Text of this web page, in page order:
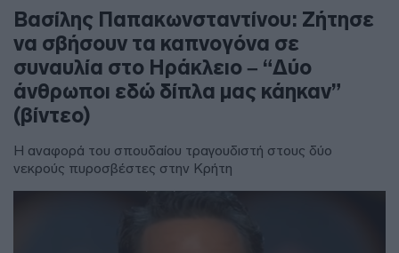
Βασίλης Παπακωνσταντίνου: Ζήτησε
να σβήσουν τα καπνογόνα σε
συναυλία στο Ηράκλειο – “Δύο
άνθρωποι εδώ δίπλα μας κάηκαν”
(βίντεο)
Η αναφορά του σπουδαίου τραγουδιστή στους δύο
νεκρούς πυροσβέστες στην Κρήτη